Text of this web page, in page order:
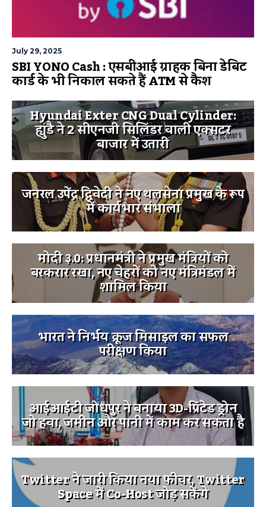
July 29, 2025
SBI YONO Cash : एसबीआई ग्राहक बिना डेबिट
कार्ड के भी निकाल सकते हैं ATM से कैश
Hyundai Exter CNG Dual Cylinder:
ह्युंडै ने 2 सीएनजी सिलिंडर वाली एक्सटर
बाजार में उतारी
जनरल उपेंद्र द्विवेदी ने नए थलसेना प्रमुख के रूप
में कार्यभार संभाला
मोदी ३.0: प्रधानमंत्री ने प्रमुख मंत्रियों को
बरकरार रखा, नए चेहरों को नए मंत्रिमंडल में
शामिल किया
भारत ने निर्भय क्रूज मिसाइल का सफल
परीक्षण किया
आईआईटी जोधपुर ने बनाया 3D-प्रिंटेड ड्रोन
जो हवा, जमीन और पानी में काम कर सकता है
Twitter ने जारी किया नया फीचर, Twitter
Space में Co-Host जोड़ सकेंगे